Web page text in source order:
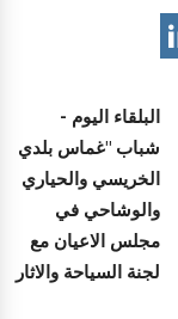
البلقاء اليوم -
شباب "غماس بلدي
الخريسي والحياري
والوشاحي في
مجلس الاعيان مع
لجنة السياحة والاثار